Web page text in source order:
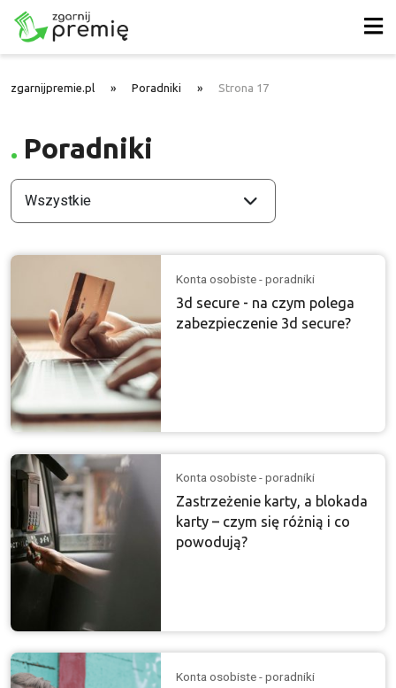
zgarnijpremie.pl » Poradniki » Strona 17
Poradniki
Wszystkie
Konta osobiste - poradniki
3d secure - na czym polega
zabezpieczenie 3d secure?
Konta osobiste - poradniki
Zastrzeżenie karty, a blokada
karty – czym się różnią i co
powodują?
Konta osobiste - poradniki